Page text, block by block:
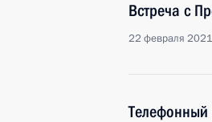
Встреча с
22 февраля
Телефонный